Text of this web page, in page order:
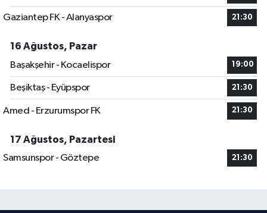
Gaziantep FK - Alanyaspor 21:30
16 Ağustos, Pazar
Başakşehir - Kocaelispor
19:00
Beşiktaş - Eyüpspor 21:30
Amed - Erzurumspor FK 21:30
17 Ağustos, Pazartesi
Samsunspor - Göztepe
21:30